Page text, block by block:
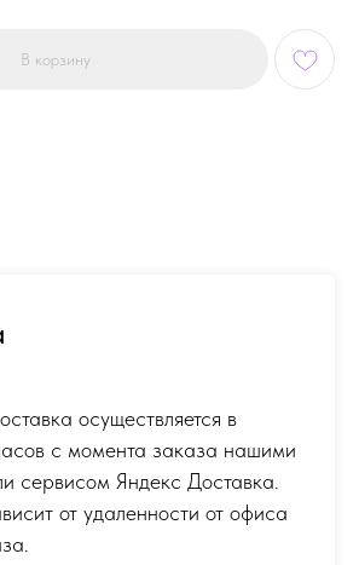
В корзину
осуществляется в
с момента заказа нашими
сервисом Яндекс Доставка.
от удаленности от офиса